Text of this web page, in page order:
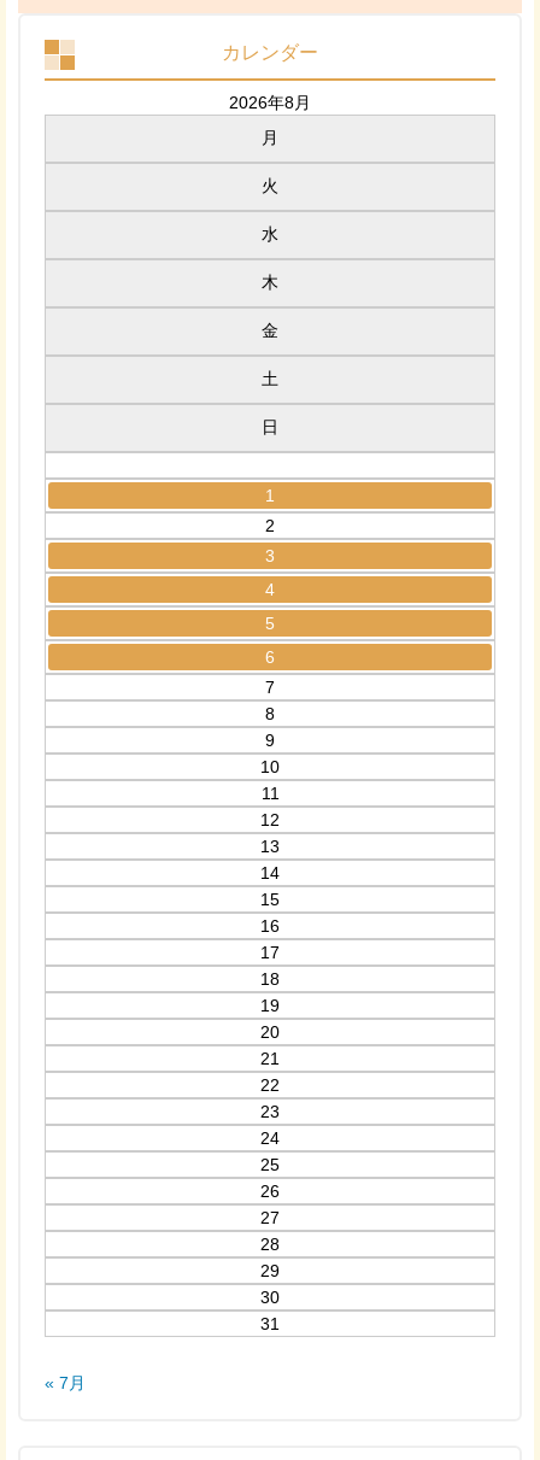
カレンダー
2026年8月
月
火
水
木
金
土
日
1
2
3
4
5
6
7
8
9
10
11
12
13
14
15
16
17
18
19
20
21
22
23
24
25
26
27
28
29
30
31
« 7月